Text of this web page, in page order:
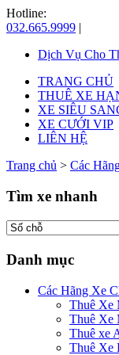
Hotline:
032.665.9999 |
Dịch Vụ Cho
TRANG CHỦ
THUÊ XE
XE SIÊU
XE CƯỚI VIP
LIÊN HỆ
Trang chủ > Các
Tìm xe nhanh
Danh mục
Các Hãng Xe
Thuê Xe
Thuê Xe
Thuê xe
Thuê Xe